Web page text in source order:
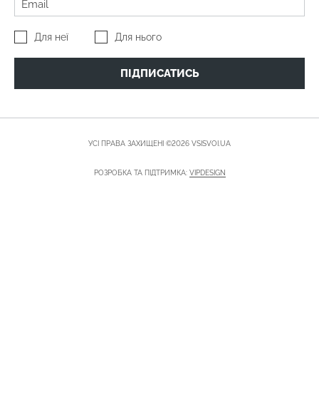
Для неї Для нього
ПІДПИСАТИСЬ
УСІ ПРАВА ЗАХИЩЕНІ ©2026 VSISVOI.UA
РОЗРОБКА ТА ПІДТРИМКА: VIPDESIGN